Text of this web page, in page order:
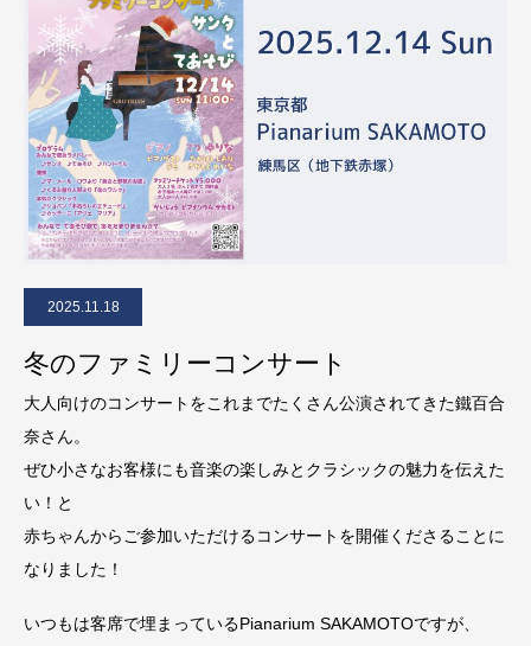
2025.11.18
冬のファミリーコンサート
大人向けのコンサートをこれまでたくさん公演されてきた鐵百合
奈さん。
ぜひ小さなお客様にも音楽の楽しみとクラシックの魅力を伝えた
い！と
赤ちゃんからご参加いただけるコンサートを開催くださることに
なりました！
いつもは客席で埋まっているPianarium SAKAMOTOですが、